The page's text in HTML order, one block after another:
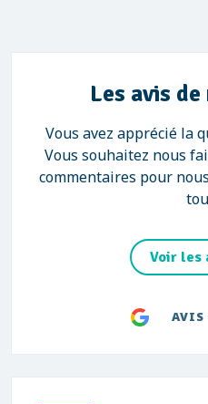
Les avis
Vous avez apprécié la
Vous souhaitez nous
commentaires pour
Voir les
AVIS